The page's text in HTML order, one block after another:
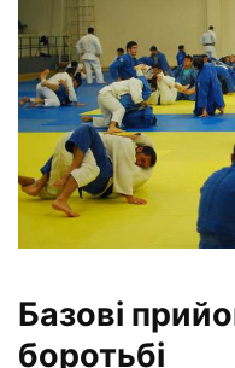
Базові
боротьбі